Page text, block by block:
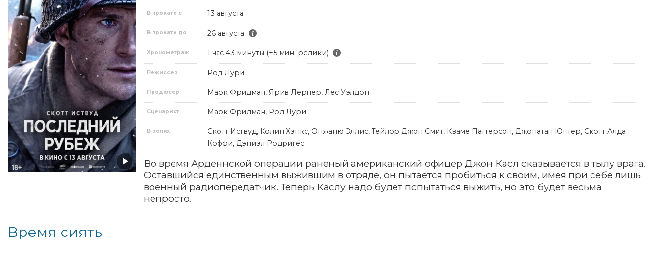
В прокате с 13 августа
В прокате до 26 августа
Хронометраж 1 час 43 минуты (+5 мин. ролики)
Режиссер Род Лури
Продюсер Марк Фридман, Ярив Лернер, Лес Уэлдон
Сценарист Марк Фридман, Род Лури
В ролях
Скотт Иствуд, Колин Хэнкс, Онжаню Эллис, Тейлор Джон Смит, Кваме Паттерсон, Джонатан Юнгер, Скотт Алда
Коффи, Дэниэл Родригес
Во время Арденнской операции раненый американский офицер Джон Касл оказывается в тылу врага.
Оставшийся единственным выжившим в отряде, он пытается пробиться к своим, имея при себе лишь
военный радиопередатчик. Теперь Каслу надо будет попытаться выжить, но это будет весьма
непросто.
Время сиять